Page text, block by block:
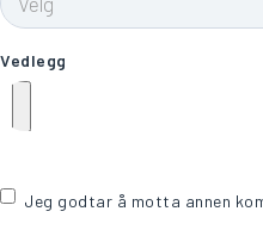
Vedlegg
Jeg godtar å motta annen